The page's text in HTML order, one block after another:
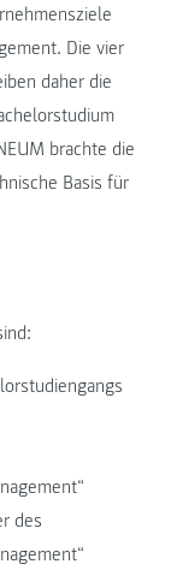
Die vier
daher die
brachte die
Basis für
des